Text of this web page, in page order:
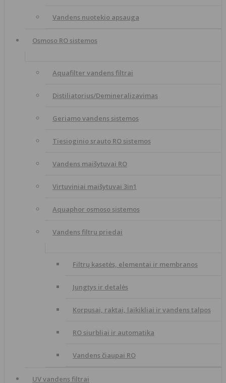
Vandens nuotekio apsauga
Osmoso RO sistemos
Aquafilter vandens filtrai
Distiliatorius/Demineralizavimas
Geriamo vandens sistemos
Tiesioginio srauto RO sistemos
Vandens maišytuvai RO
Virtuviniai maišytuvai 3in1
Aquaphor osmoso sistemos
Vandens filtru priedai
Filtrų kasetės, elementai ir membranos
Jungtys ir detalės
Korpusai, raktai, laikikliai ir vandens talpos
RO siurbliai ir automatika
Vandens čiaupai RO
UV vandens filtrai